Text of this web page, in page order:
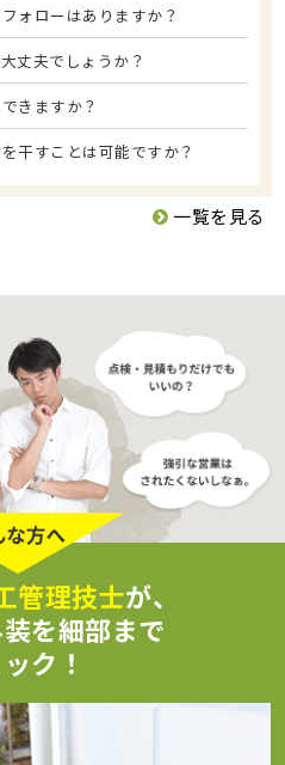
ォローはありますか？
丈夫でしょうか？
きますか？
干すことは可能ですか？
一覧を見る
管理技士が、
を細部まで
ク！